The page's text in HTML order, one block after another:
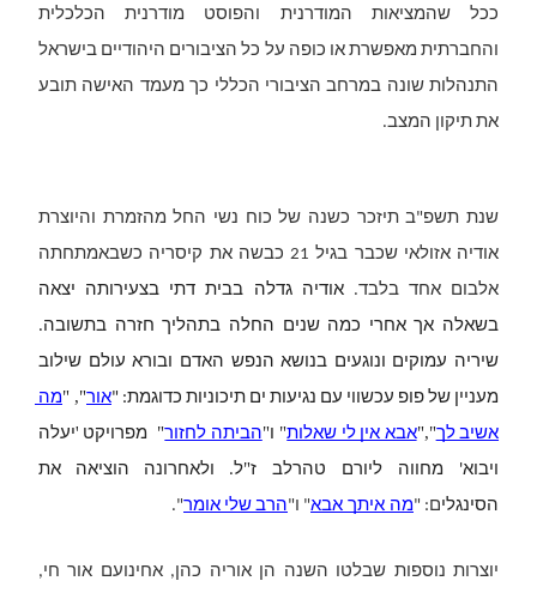
את תיקון המצב.
אלבום אחד בלבד.
מעניין של פופ עכשווי עם נגיעות ים תיכוניות כדוגמת: "אור", "
אשיב לך","אבא אין לי שאלות"
"הביתה לחזור" מפרויקט 'יעלה
ויבוא'
מחווה ליורם טהרלב ז"
הסינגלים: "מה איתך אבא" ו"הרב שלי אומר".